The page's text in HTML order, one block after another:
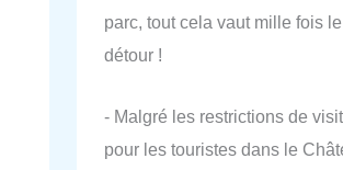
parc, tout cela vaut mille fois le
détour !
- Malgré les restrictions de
pour les touristes dans le